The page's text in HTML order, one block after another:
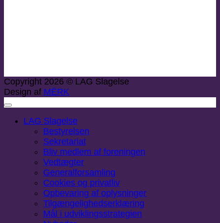
Copyright 2026 © LAG Slagelse
Design af MËRK
LAG Slagelse
Bestyrelsen
Sekretariat
Bliv medlem af foreningen
Vedtægter
Generalforsamling
Cookies og privatliv
Opbevaring af oplysninger
Tilgængelighedserklæring
Mål i udviklingsstrategien